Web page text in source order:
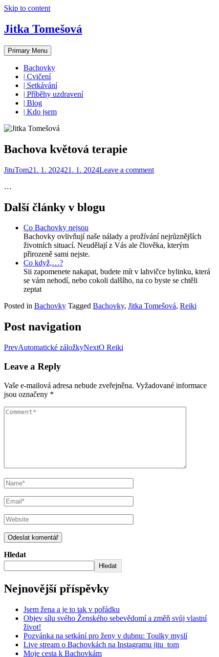
Skip to content
Jitka Tomešová
Primary Menu
Bachovky
| Cvičení
| Setkávání
| Příběhy uzdravení
| Blog
| Kdo jsem
Bachova květová terapie
JituTom21. 1. 202421. 1. 2024Leave a comment
…
Další články v blogu
Co Bachovky nejsou
Bachovky ovlivňují naše nálady a prožívání nejrůznějších
životních situací. Neudělají z Vás ale člověka, kterým
přirozeně sami nejste.
Co když,…?
Sii zapomenete nakapat, budete mít v lahvičce bylinku, která
se vám nehodí, nebo cokoli dalšího, na co byste se chtěli
zeptat
Posted in Bachovky Tagged Bachovky, Jitka Tomešová, Reiki
Post navigation
PrevAutomatické záložkyNextO Reiki
Leave a Reply
Vaše e-mailová adresa nebude zveřejněna. Vyžadované informace
jsou označeny *
Hledat
Hledat
Nejnovější příspěvky
Jsem žena a je to tak v pořádku
Objev sílu svého Ženského sebevědomí a změň svůj vlastní
život!
Pozvánka na setkání pro ženy v dubnu: Toulky myslí
Live stream o Bachovkách na Instagramu jitu_tom
Moje cesta k Bachovkám